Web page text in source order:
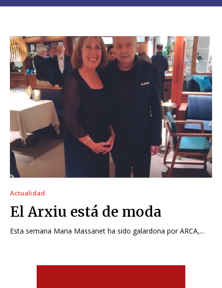
Actualidad
El Arxiu está de moda
Esta semana Maria Massanet ha sido galardona por ARCA,...